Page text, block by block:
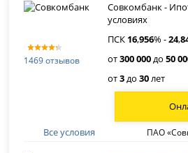
1469 отзывов
Совкомбанк -
условиях
ПСК 16,956% -24,
от300 000до50
от3до30лет
Все условия ПАО